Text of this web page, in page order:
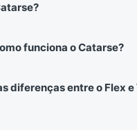
funciona o Catarse?
diferenças entre o Flex e